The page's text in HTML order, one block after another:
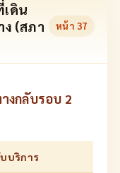
ดิน
(สภา
หน้า 37
งกลับรอบ 2
บริการ